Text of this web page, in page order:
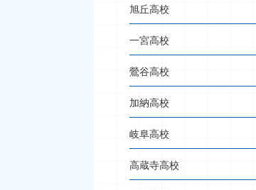
旭丘高校
一宮高校
鶯谷高校
加納高校
岐阜高校
高蔵寺高校